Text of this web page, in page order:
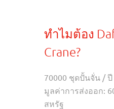
ทำไมต้อง
Crane?
70000 ชุดปั้นจั่น / ปี
มูลค่าการส่งออก:
สหรัฐ